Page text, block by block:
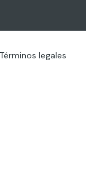
Términos legales